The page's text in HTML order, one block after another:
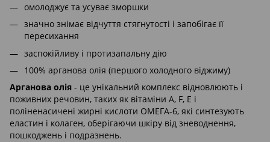
омолоджує та усуває зморшки
значно знімає відчуття стягнутості і запобігає її
пересихання
заспокійливу і протизапальну дію
100% арганова олія (першого холодного віджиму)
Арганова олія - це унікальний комплекс відновлюють і
поживних речовин, таких як вітаміни A, F, E і
поліненасичені жирні кислоти ОМЕГА-6, які синтезують
еластин і колаген, оберігаючи шкіру від зневоднення,
пошкоджень і подразнень.